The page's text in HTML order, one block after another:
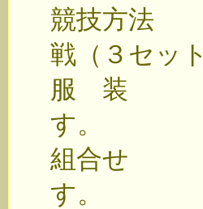
競技方法
戦（３セッ
服 装 競
す。
組合せ 峡
す。